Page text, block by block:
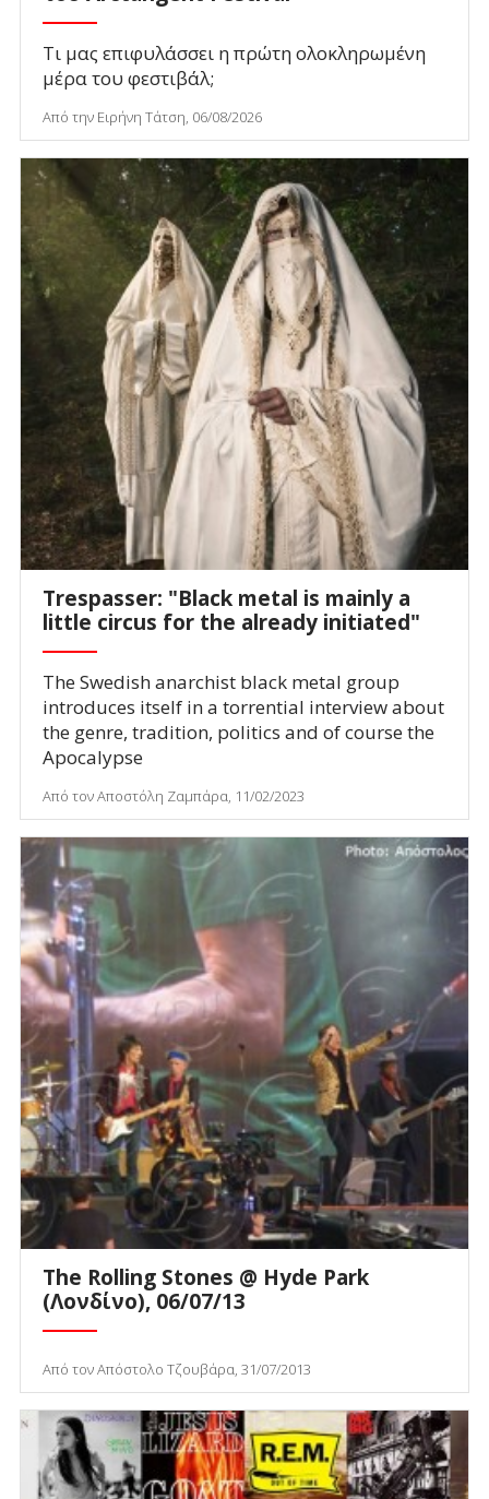
Τι μας επιφυλάσσει η πρώτη ολοκληρωμένη
μέρα του φεστιβάλ;
Από την Ειρήνη Τάτση, 06/08/2026
Trespasser: "Black metal is mainly a
little circus for the already initiated"
The Swedish anarchist black metal group
introduces itself in a torrential interview about
the genre, tradition, politics and of course the
Apocalypse
Από τον Αποστόλη Ζαμπάρα, 11/02/2023
The Rolling Stones @ Hyde Park
(Λονδίνο), 06/07/13
Από τον Απόστολο Τζουβάρα, 31/07/2013